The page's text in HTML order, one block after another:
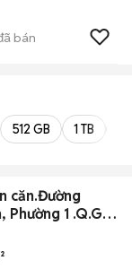
bán
512 GB 1 TB
căn.Đường
Phường 1 .Q.Gò